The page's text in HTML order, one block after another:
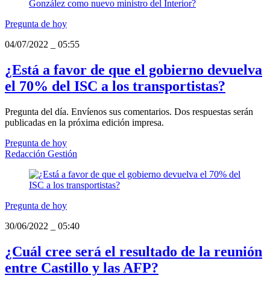
Pregunta de hoy
04/07/2022
05:55
¿Está a favor de que el gobierno devuelva
el 70% del ISC a los transportistas?
Pregunta del día. Envíenos sus comentarios. Dos respuestas serán
publicadas en la próxima edición impresa.
Pregunta de hoy
Redacción Gestión
Pregunta de hoy
30/06/2022
05:40
¿Cuál cree será el resultado de la reunión
entre Castillo y las AFP?